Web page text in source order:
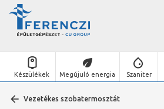
Készülékek Megújuló energia Szaniter
Vezetékes szobatermosztát